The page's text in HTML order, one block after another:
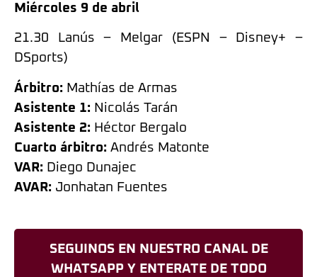
Miércoles 9 de abril
21.30 Lanús – Melgar (ESPN – Disney+ –
DSports)
Árbitro: Mathías de Armas
Asistente 1: Nicolás Tarán
Asistente 2: Héctor Bergalo
Cuarto árbitro: Andrés Matonte
VAR: Diego Dunajec
AVAR: Jonhatan Fuentes
SEGUINOS EN NUESTRO CANAL DE
WHATSAPP Y ENTERATE DE TODO